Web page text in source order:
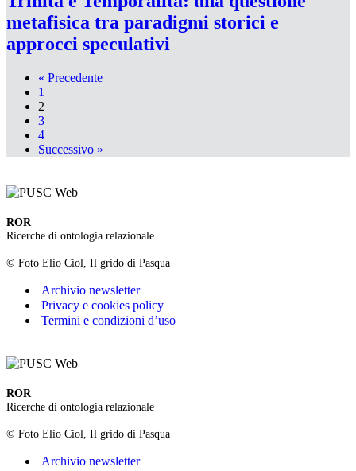
metafisica tra paradigmi storici e
approcci speculativi
« Precedente
1
2
3
4
Successivo »
ROR
Ricerche di ontologia relazionale
© Foto Elio Ciol, Il grido di Pasqua
Archivio newsletter
Privacy e cookies policy
Termini e condizioni d’uso
ROR
Ricerche di ontologia relazionale
© Foto Elio Ciol, Il grido di Pasqua
Archivio newsletter